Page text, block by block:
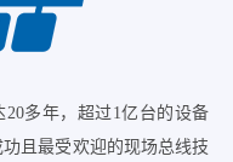
20多年，超过1亿台的设备
且最受欢迎的现场总线技